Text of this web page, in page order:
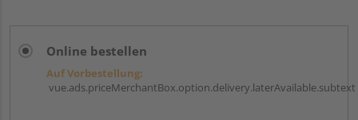
Online bestellen
Auf Vorbestellung:
vue.ads.priceMerchantBox.option.delivery.laterAvailable.subtext